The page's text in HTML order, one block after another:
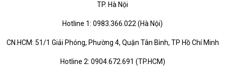
TP. Hà Nội
Hotline 1: 0983.366.022 (Hà Nội)
CN.HCM: 51/1 Giải Phóng, Phường 4, Quận Tân Bình, TP Hồ Chí Minh
Hotline 2: 0904.672.691 (TP.HCM)